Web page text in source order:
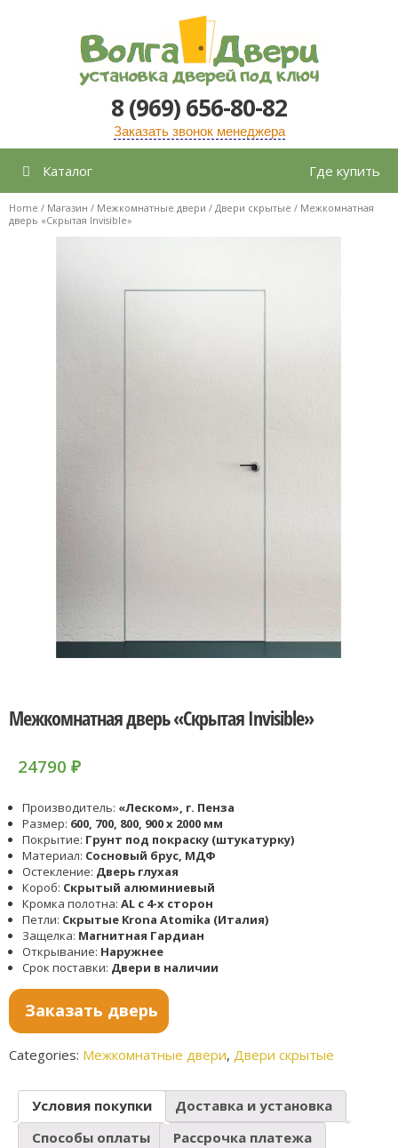
содержимому
8 (969) 656-80-82
Заказать звонок менеджера
Каталог Где купить
Home / Магазин / Межкомнатные двери / Двери скрытые / Межкомнатная
дверь «Скрытая Invisible»
Межкомнатная дверь «Скрытая Invisible»
24790 ₽
Производитель: «Леском», г. Пенза
Размер: 600, 700, 800, 900 x 2000 мм
Покрытие: Грунт под покраску (штукатурку)
Материал: Сосновый брус, МДФ
Остекление: Дверь глухая
Короб: Скрытый алюминиевый
Кромка полотна: AL с 4-х сторон
Петли: Скрытые Krona Atomika (Италия)
Защелка: Магнитная Гардиан
Открывание: Наружнее
Срок поставки: Двери в наличии
Заказать дверь
Categories: Межкомнатные двери, Двери скрытые
Условия покупки
Доставка и установка
Способы оплаты
Рассрочка платежа